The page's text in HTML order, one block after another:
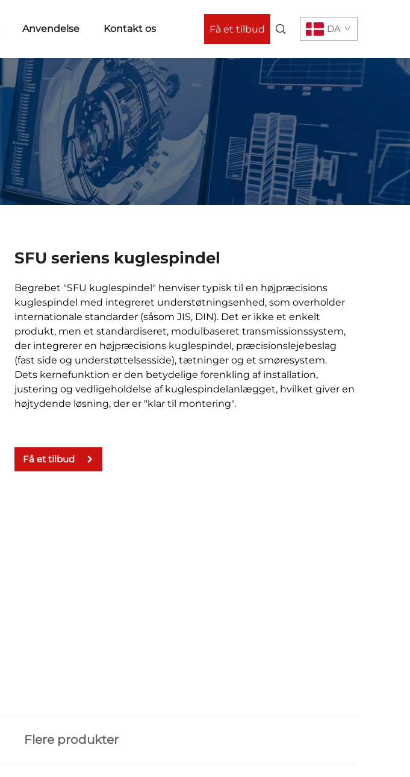
Anvendelse Kontakt os Få et tilbud DA
SFU seriens kuglespindel
Begrebet "SFU kuglespindel" henviser typisk til en højpræcisions
kuglespindel med integreret understøtningsenhed, som overholder
internationale standarder (såsom JIS, DIN). Det er ikke et enkelt
produkt, men et standardiseret, modulbaseret transmissionssystem,
der integrerer en højpræcisions kuglespindel, præcisionslejebeslag
(fast side og understøttelsesside), tætninger og et smøresystem.
Dets kernefunktion er den betydelige forenkling af installation,
justering og vedligeholdelse af kuglespindelanlægget, hvilket giver en
højtydende løsning, der er "klar til montering".
Få et tilbud
Flere produkter